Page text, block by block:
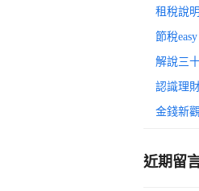
租稅說明
節稅
解說三
認識理
金錢新
近期留